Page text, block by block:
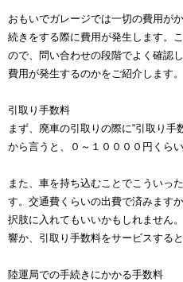
おもいでガレージでは一切の費用が
続きをする際に費用が発生します。
ので、問い合わせの段階でよく確認
費用が発生するのかをご紹介します。
引取り手数料
まず、廃車の引取りの際に“引取り
から言うと、０～１００００円くら
また、車を持ち込むことでこういっ
す。交通費くらいの出費で済みます
択肢に入れてもいいかもしれません
響か、引取り手数料をサービスする
陸運局での手続きにかかる手数料